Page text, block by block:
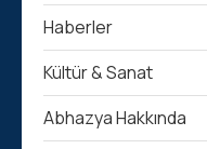
Haberler
Kültür & Sanat
Abhazya Hakkında